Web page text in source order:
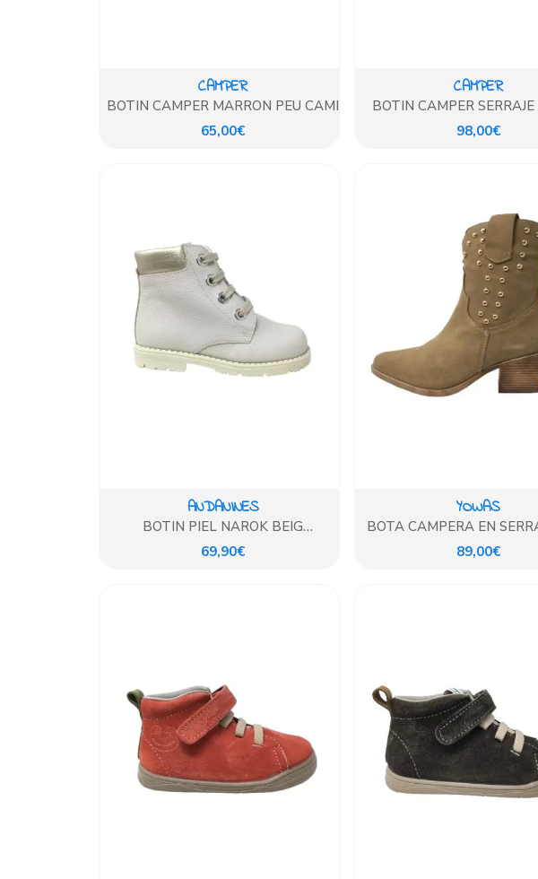
CAMPER
BOTIN CAMPER MARRON PEU CAMI
65,00€
CAMPER
BOTIN CAMPER
98,00€
ANDANINES
BOTIN PIEL NAROK BEIG
ANDANINES
69,90€
YOWAS
BOTA CAMPERA EN
89,00€